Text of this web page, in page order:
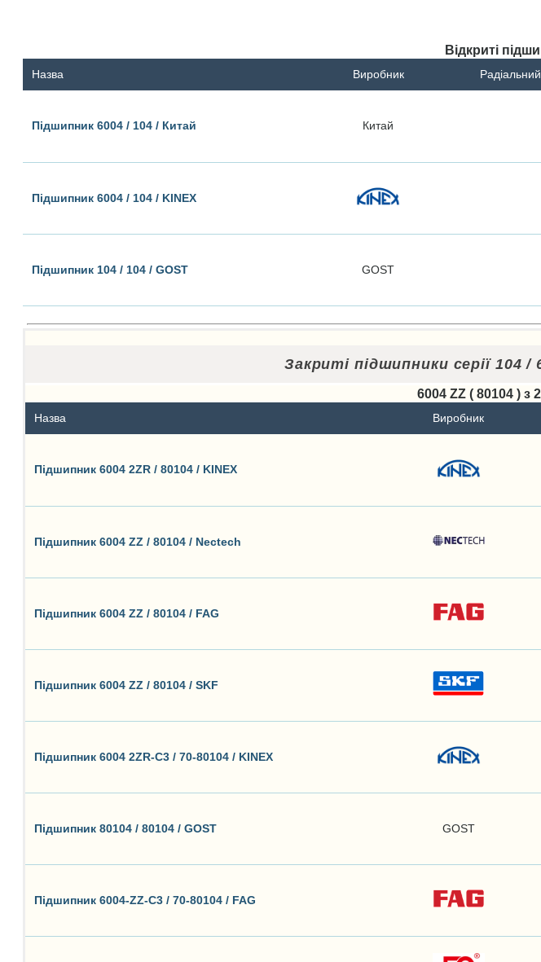
Відкриті
Назва Виробник
Підшипник 6004 / 104 / Китай Китай
Підшипник 6004 / 104 / KINEX
Підшипник 104 / 104 / GOST GOST
Закриті підшипники серії 104 /
6004 ZZ ( 80104 )
Назва Виробник
Підшипник 6004 2ZR / 80104 / KINEX
Підшипник 6004 ZZ / 80104 / Nectech
Підшипник 6004 ZZ / 80104 / FAG
Підшипник 6004 ZZ / 80104 / SKF
Підшипник 6004 2ZR-C3 / 70-80104 / KINEX
Підшипник 80104 / 80104 / GOST GOST
Підшипник 6004-ZZ-C3 / 70-80104 / FAG